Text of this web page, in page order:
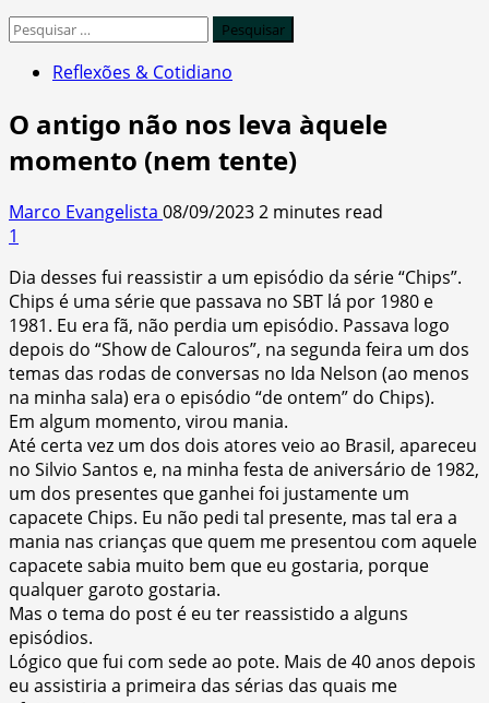
Pesquisar
Reflexões & Cotidiano
O antigo não nos leva àquele
momento (nem tente)
Marco Evangelista 08/09/20232 minutes read
1
Dia desses fui reassistir a um episódio da série “Chips”.
Chips é uma série que passava no SBT lá por 1980 e
1981. Eu era fã, não perdia um episódio. Passava logo
depois do “Show de Calouros”, na segunda feira um dos
temas das rodas de conversas no Ida Nelson (ao menos
na minha sala) era o episódio “de ontem” do Chips).
Em algum momento, virou mania.
Até certa vez um dos dois atores veio ao Brasil, apareceu
no Silvio Santos e, na minha festa de aniversário de 1982,
um dos presentes que ganhei foi justamente um
capacete Chips. Eu não pedi tal presente, mas tal era a
mania nas crianças que quem me presentou com aquele
capacete sabia muito bem que eu gostaria, porque
qualquer garoto gostaria.
Mas o tema do post é eu ter reassistido a alguns
episódios.
Lógico que fui com sede ao pote. Mais de 40 anos depois
eu assistiria a primeira das sérias das quais me